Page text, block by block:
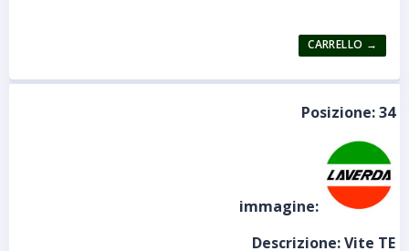
Posizione:34
immagine:
Descrizione:Vite TE